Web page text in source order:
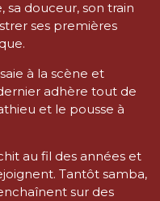
sa douceur, son train
ses premières
à la scène et
adhère tout de
et le pousse à
au fil des années et
Tantôt samba,
sur des